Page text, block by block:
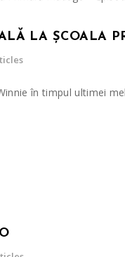
LA ȘCOALA
în timpul ultimei